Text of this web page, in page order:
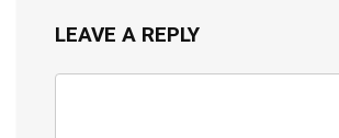
LEAVE A REPLY